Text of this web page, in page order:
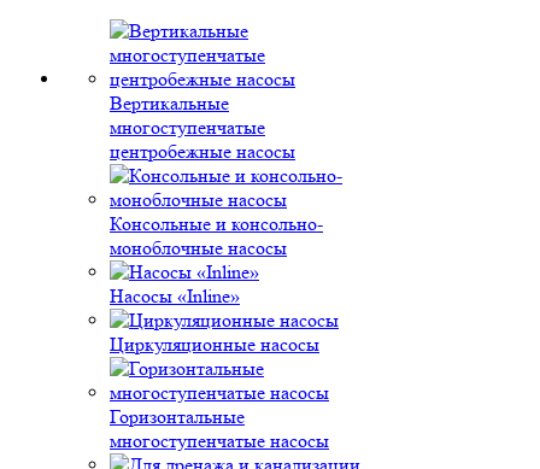
Вертикальные
многоступенчатые
центробежные насосы
Консольные и консольно-
моноблочные насосы
Насосы «Inline»
Циркуляционные насосы
Горизонтальные
многоступенчатые насосы